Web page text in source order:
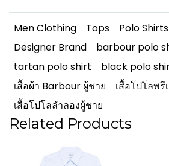
Men Clothing Tops Polo Shirts
Designer Brand
barbour polo
tartan polo shirt
black polo
เสื้อผ้า Barbour ผู้ชาย
เสื้อโปโลพรี
เสื้อโปโลลำลองผู้ชาย
Related Products